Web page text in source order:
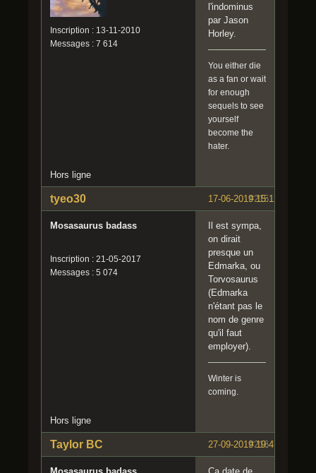
Inscription : 13-11-2010
Messages : 7 614
l'indominus
par Jason
Horley.
You either die
as a fan or wait
for enough
sequels to see
yourself
become the
hater.
Hors ligne
#215
17-06-2019 15:12:54
tyeo30
Mosasaurus badass
Inscription : 21-05-2017
Messages : 5 074
Il est sympa,
on dirait
presque un
Edmarka, ou
Torvosaurus
(Edmarka
n'étant pas le
nom de genre
qu'il faut
employer).
Winter is
coming.
Hors ligne
#216
27-09-2019 19:47:42
Taylor BC